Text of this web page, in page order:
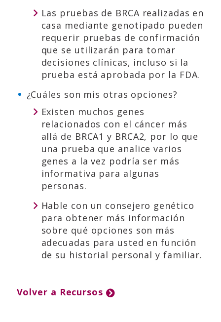
Las pruebas de BRCA realizadas en
casa mediante genotipado pueden
requerir pruebas de confirmación
que se utilizarán para tomar
decisiones clínicas, incluso si la
prueba está aprobada por la FDA.
¿Cuáles son mis otras opciones?
Existen muchos genes
relacionados con el cáncer más
allá de BRCA1 y BRCA2, por lo que
una prueba que analice varios
genes a la vez podría ser más
informativa para algunas
personas.
Hable con un consejero genético
para obtener más información
sobre qué opciones son más
adecuadas para usted en función
de su historial personal y familiar.
Volver a Recursos